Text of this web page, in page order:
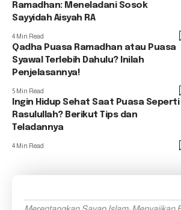
Ramadhan: Meneladani Sosok
Sayyidah Aisyah RA
4 Min Read
Qadha Puasa Ramadhan atau Puasa
Syawal Terlebih Dahulu? Inilah
Penjelasannya!
5 Min Read
Ingin Hidup Sehat Saat Puasa Seperti
Rasulullah? Berikut Tips dan
Teladannya
4 Min Read